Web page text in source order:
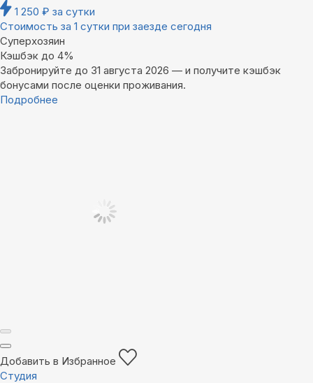
1 250 ₽ за сутки
Стоимость за 1 сутки при заезде сегодня
Суперхозяин
Кэшбэк до 4%
Забронируйте до 31 августа 2026 — и получите кэшбэк
бонусами после оценки проживания.
Подробнее
Добавить в Избранное
Студия